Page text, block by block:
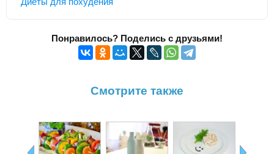
Понравилось? Поделись с друзьями!
Смотрите также